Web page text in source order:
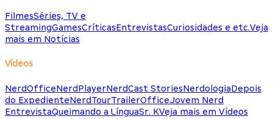
FilmesSéries, TV e
StreamingGamesCríticasEntrevistasCuriosidades e etc.Veja
mais em Notícias
Vídeos
NerdOfficeNerdPlayerNerdCast StoriesNerdologiaDepois
do ExpedienteNerdTourTrailerOfficeJovem Nerd
EntrevistaQueimando a LínguaSr. KVeja mais em Vídeos